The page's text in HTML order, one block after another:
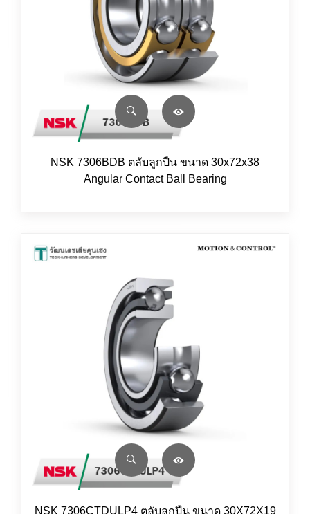
NSK 7306BDB ตลับลูกปืน ขนาด 30x72x38
Angular Contact Ball Bearing
NSK 7306CTDULP4 ตลับลูกปืน ขนาด 30X72X19